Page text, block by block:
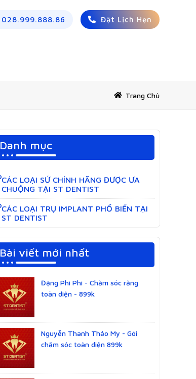
028.999.888.86 Đặt Lịch Hẹn
Trang Chủ
Danh mục
CÁC LOẠI SỨ CHÍNH HÃNG ĐƯỢC ƯA
CHUỘNG TẠI ST DENTIST
CÁC LOẠI TRỤ IMPLANT PHỔ BIẾN TẠI
ST DENTIST
Bài viết mới nhất
Đặng Phi Phi - Chăm sóc răng
toàn diện - 899k
Nguyễn Thanh Thảo My - Gói
chăm sóc toàn diện 899k